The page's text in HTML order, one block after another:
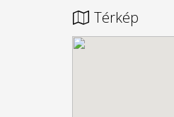
Térkép